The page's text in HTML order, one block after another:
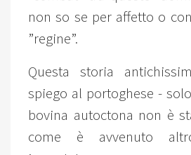
non so se per affetto o
”regine”.
Questa storia
spiego al portoghese -
bovina autoctona non è
come è avvenuto